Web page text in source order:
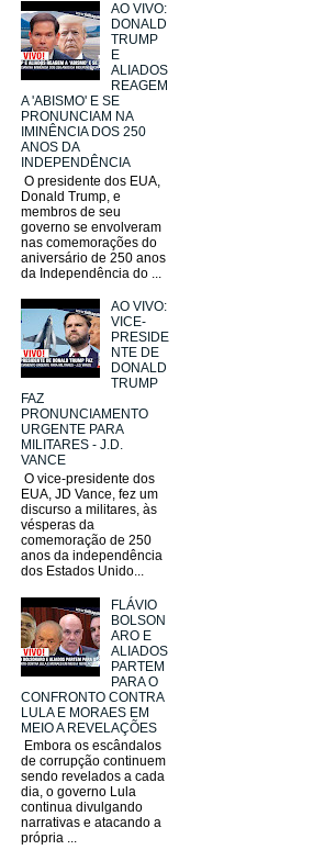
AO VIVO:
DONALD
TRUMP
E
ALIADOS
REAGEM
A 'ABISMO' E SE
PRONUNCIAM NA
IMINÊNCIA DOS 250
ANOS DA
INDEPENDÊNCIA
O presidente dos EUA,
Donald Trump, e
membros de seu
governo se envolveram
nas comemorações do
aniversário de 250 anos
da Independência do ...
AO VIVO:
VICE-
PRESIDE
NTE DE
DONALD
TRUMP
FAZ
PRONUNCIAMENTO
URGENTE PARA
MILITARES - J.D.
VANCE
O vice-presidente dos
EUA, JD Vance, fez um
discurso a militares, às
vésperas da
comemoração de 250
anos da independência
dos Estados Unido...
FLÁVIO
BOLSON
ARO E
ALIADOS
PARTEM
PARA O
CONFRONTO CONTRA
LULA E MORAES EM
MEIO A REVELAÇÕES
Embora os escândalos
de corrupção continuem
sendo revelados a cada
dia, o governo Lula
continua divulgando
narrativas e atacando a
própria ...